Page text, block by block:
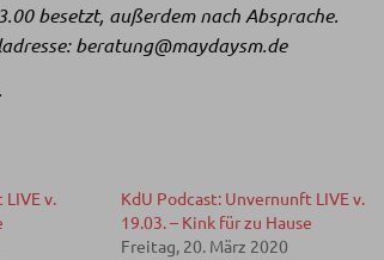
besetzt, außerdem nach Absprache.
beratung@maydaysm.de
v.
KdU Podcast: Unvernunft LIVE v.
19.03. – Kink für zu Hause
Freitag, 20. März 2020